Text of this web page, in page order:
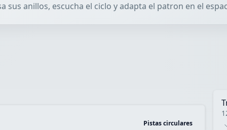
anillos, escucha el ciclo y adapta el patron en el
Pistas circulares